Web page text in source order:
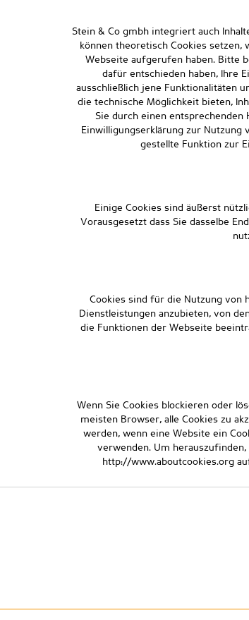
Stein & Co gmbh integriert auch
können theoretisch Cookies setzen,
Webseite aufgerufen haben. Bitte
dafür entschieden haben, Ihre
ausschließlich jene Funktionalitäten
die technische Möglichkeit bieten,
Sie durch einen entsprechenden
Einwilligungserklärung zur
gestellte Funktion zur
Einige Cookies sind äußerst
Vorausgesetzt dass Sie dasselbe
Cookies sind für die Nutzung von
Dienstleistungen anzubieten, von
die Funktionen der Webseite
Wenn Sie Cookies blockieren oder
meisten Browser, alle Cookies zu
werden, wenn eine Website ein
verwenden. Um
http://www.aboutcookies.org